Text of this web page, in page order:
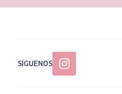
Todas las edades
SÍGUENOS